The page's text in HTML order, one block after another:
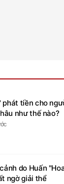
phát tiền cho
như thế nào?
do Huấn
ngờ giải thể